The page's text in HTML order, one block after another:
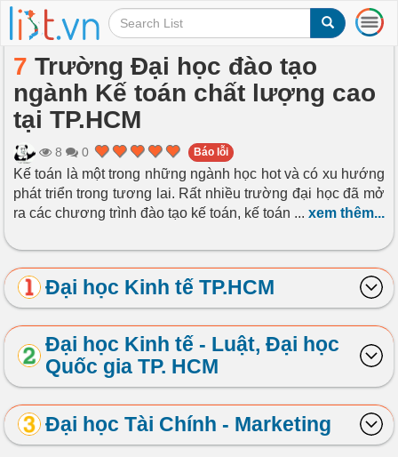
T
o
l
e
i
g
a
i
o
n
7 Trường Đại học đào tạo
ngành Kế toán chất lượng cao
tại TP.HCM
8 0 Báo lỗi
Kế toán là một trong những ngành học hot và có xu hướng
phát triển trong tương lai. Rất nhiều trường đại học đã mở
ra các chương trình đào tạo kế toán, kế toán ... xem thêm...
Đại học Kinh tế TP.HCM
Đại học Kinh tế - Luật, Đại học
Quốc gia TP. HCM
Đại học Tài Chính - Marketing